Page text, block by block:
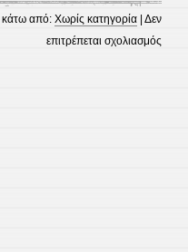
κάτω από:Χωρίς κατηγορία |Δεν
επιτρέπεται σχολιασμός